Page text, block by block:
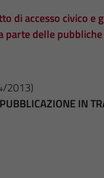
di accesso civico e
delle
2013)
IN